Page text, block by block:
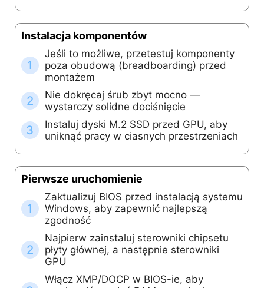
Instalacja komponentów
1
Jeśli to możliwe, przetestuj komponenty
poza obudową (breadboarding) przed
montażem
2
Nie dokręcaj śrub zbyt mocno —
wystarczy solidne dociśnięcie
3
Instaluj dyski M.2 SSD przed GPU, aby
uniknąć pracy w ciasnych przestrzeniach
Pierwsze uruchomienie
1
Zaktualizuj BIOS przed instalacją systemu
Windows, aby zapewnić najlepszą
zgodność
2
Najpierw zainstaluj sterowniki chipsetu
płyty głównej, a następnie sterowniki
GPU
Włącz XMP/DOCP w BIOS-ie, aby